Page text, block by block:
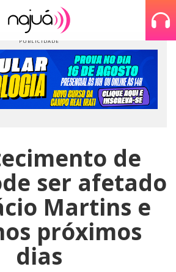
de
ser afetado
Martins e
próximos
dias